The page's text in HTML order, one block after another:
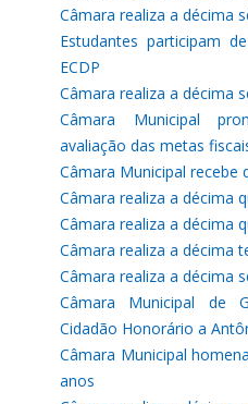
Câmara realiza a décima
Estudantes participam
ECDP
Câmara realiza a décima
Câmara Municipal
avaliação das metas
Câmara Municipal recebe
Câmara realiza a décima
Câmara realiza a décima
Câmara realiza a décima
Câmara realiza a décima
Câmara Municipal de
Cidadão Honorário a
Câmara Municipal
anos